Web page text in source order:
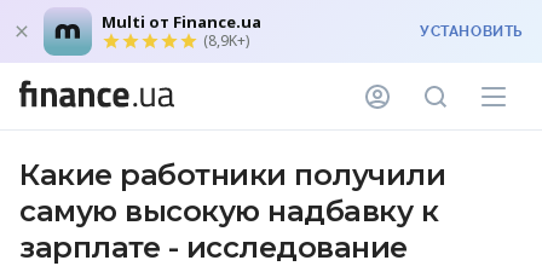
Multi от Finance.ua
(8,9K+) УСТАНОВИТЬ
Какие работники получили
самую высокую надбавку к
зарплате - исследование